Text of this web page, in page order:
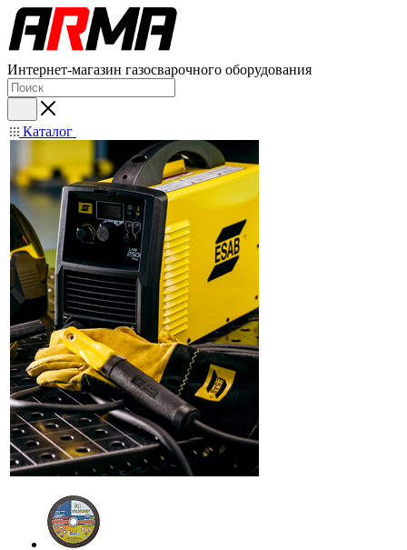
Интернет-магазин газосварочного оборудования
Каталог